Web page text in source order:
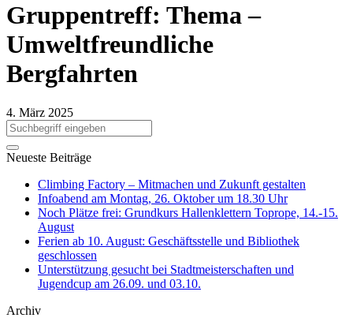
Gruppentreff: Thema –
Umweltfreundliche
Bergfahrten
4. März 2025
Neueste Beiträge
Climbing Factory – Mitmachen und Zukunft gestalten
Infoabend am Montag, 26. Oktober um 18.30 Uhr
Noch Plätze frei: Grundkurs Hallenklettern Toprope, 14.-15.
August
Ferien ab 10. August: Geschäftsstelle und Bibliothek
geschlossen
Unterstützung gesucht bei Stadtmeisterschaften und
Jugendcup am 26.09. und 03.10.
Archiv